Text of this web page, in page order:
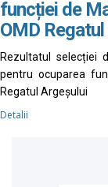
funcției de
OMD
Rezultatul selecției
pentru ocuparea
Regatul Argeșului
Detalii